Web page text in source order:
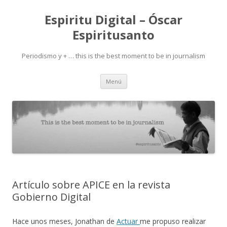
Espiritu Digital – Óscar
Espiritusanto
Periodismo y + … this is the best moment to be in journalism
Menú Ir
contenido
Artículo sobre APICE en la revista
Gobierno Digital
Hace unos meses, Jonathan de Actuar me propuso realizar